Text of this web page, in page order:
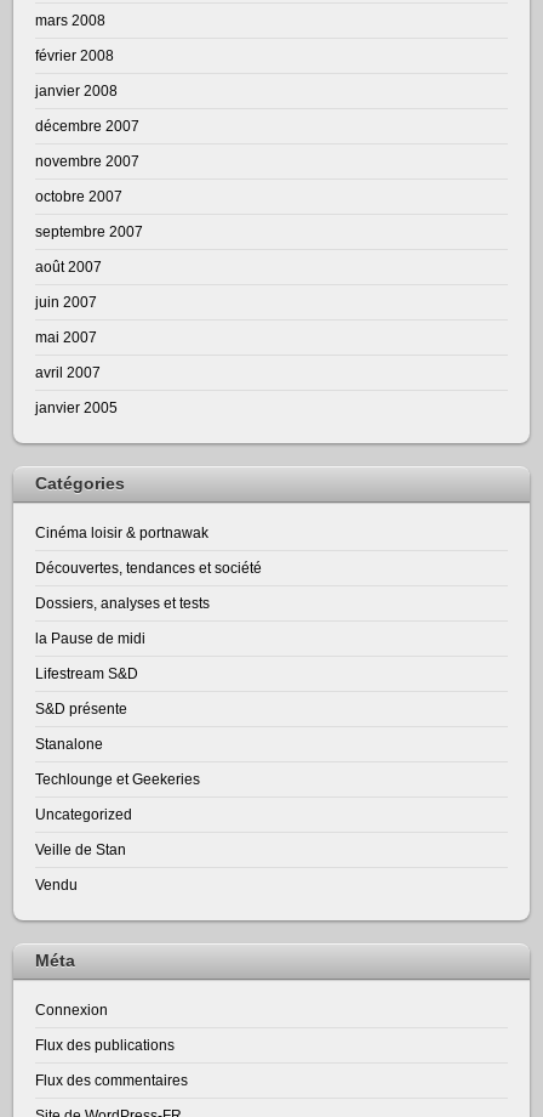
mars 2008
février 2008
janvier 2008
décembre 2007
novembre 2007
octobre 2007
septembre 2007
août 2007
juin 2007
mai 2007
avril 2007
janvier 2005
Catégories
Cinéma loisir & portnawak
Découvertes, tendances et société
Dossiers, analyses et tests
la Pause de midi
Lifestream S&D
S&D présente
Stanalone
Techlounge et Geekeries
Uncategorized
Veille de Stan
Vendu
Méta
Connexion
Flux des publications
Flux des commentaires